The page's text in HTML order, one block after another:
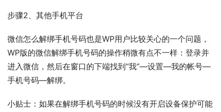
步骤2、其他手机平台
微信怎么解绑手机号码也是WP用户比较关心的一个问题，
WP版的微信解绑手机号码的操作稍微有点不一样：登录并
进入微信，然后在窗口的下端找到“我”—设置—我的帐号—
手机号码—解绑。
小贴士：如果在解绑手机号码的时候没有开启设备保护可能